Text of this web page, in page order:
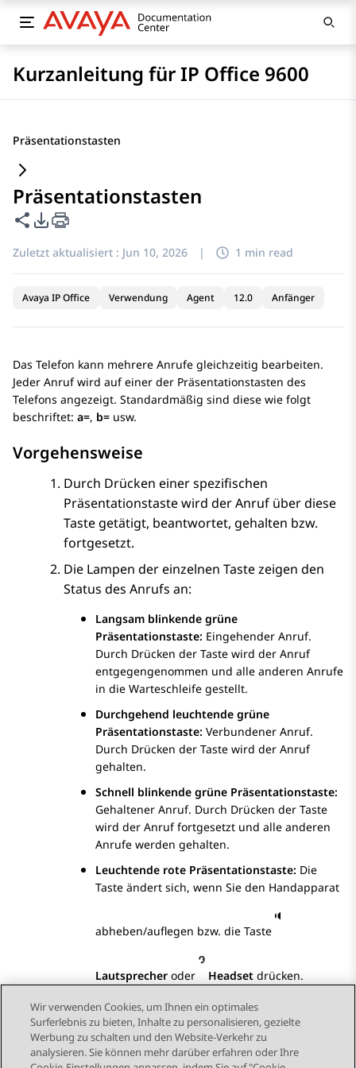
Kurzanleitung für IP Office 9600
Präsentationstasten
Präsentationstasten
Diese Seite teilen
PDF-Exportoptionen
Zuletzt aktualisiert : Jun 10, 2026 | 1 min read
Avaya IP Office Verwendung Agent 12.0 Anfänger
Das Telefon kann mehrere Anrufe gleichzeitig bearbeiten.
Jeder Anruf wird auf einer der Präsentationstasten des
Telefons angezeigt. Standardmäßig sind diese wie folgt
beschriftet: a=, b= usw.
Vorgehensweise
Durch Drücken einer spezifischen
Präsentationstaste wird der Anruf über diese
Taste getätigt, beantwortet, gehalten bzw.
fortgesetzt.
Die Lampen der einzelnen Taste zeigen den
Status des Anrufs an:
Langsam blinkende grüne
Präsentationstaste: Eingehender Anruf.
Durch Drücken der Taste wird der Anruf
entgegengenommen und alle anderen Anrufe
in die Warteschleife gestellt.
Durchgehend leuchtende grüne
Präsentationstaste: Verbundener Anruf.
Durch Drücken der Taste wird der Anruf
gehalten.
Schnell blinkende grüne Präsentationstaste:
Gehaltener Anruf. Durch Drücken der Taste
wird der Anruf fortgesetzt und alle anderen
Anrufe werden gehalten.
Leuchtende rote Präsentationstaste: Die
Taste ändert sich, wenn Sie den Handapparat
abheben/auflegen bzw. die Taste
Lautsprecher oder Headset drücken.
Send Feedback
Wir verwenden Cookies, um Ihnen ein optimales
Surferlebnis zu bieten, Inhalte zu personalisieren, gezielte
Werbung zu schalten und den Website-Verkehr zu
analysieren. Sie können mehr darüber erfahren oder Ihre